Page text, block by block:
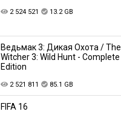
2 524 521 13.2 GB
Ведьмак 3: Дикая Охота / The
Witcher 3: Wild Hunt - Complete
Edition
2 521 811 85.1 GB
FIFA 16